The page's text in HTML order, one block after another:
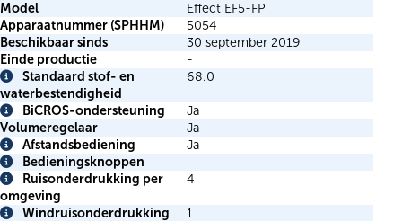
Model
Effect EF5-FP
Apparaatnummer (SPHHM)
5054
Beschikbaar sinds
30 september 2019
Einde productie
-
Info
Standaard stof- en
waterbestendigheid
68.0
Info
BiCROS-ondersteuning
Ja
Volumeregelaar
Ja
Info
Afstandsbediening Ja
Info
Bedieningsknoppen
Info
Ruisonderdrukking per
omgeving
4
Windruisonderdrukking
1